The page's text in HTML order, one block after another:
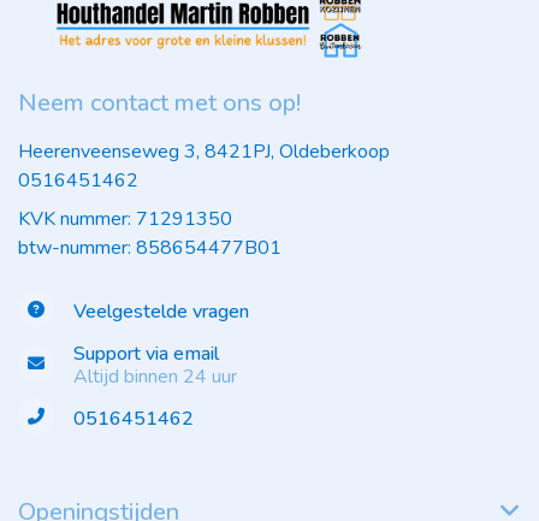
Neem contact met ons op!
Heerenveenseweg 3, 8421PJ, Oldeberkoop
0516451462
KVK nummer: 71291350
btw-nummer: 858654477B01
Veelgestelde vragen
Support via email
Altijd binnen 24 uur
0516451462
Openingstijden